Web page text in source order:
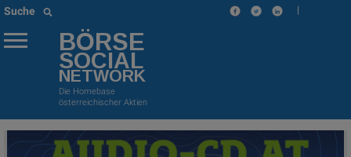
Suche |
BÖRSE
SOCIAL
NETWORK
Die Homebase
österreichischer Aktien